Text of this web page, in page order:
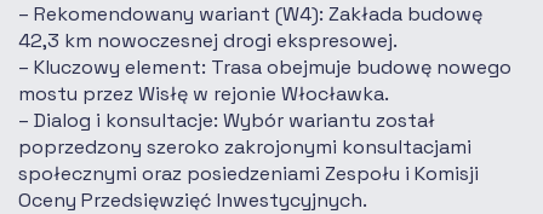
Rekomendowany wariant (W4): Zakłada budowę
42,3 km nowoczesnej drogi ekspresowej.
Kluczowy element: Trasa obejmuje budowę nowego
mostu przez Wisłę w rejonie Włocławka.
Dialog i konsultacje: Wybór wariantu został
poprzedzony szeroko zakrojonymi konsultacjami
społecznymi oraz posiedzeniami Zespołu i Komisji
Oceny Przedsięwzięć Inwestycyjnych.